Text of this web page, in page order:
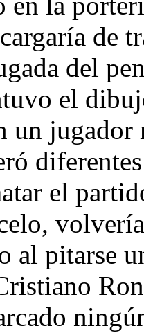
de
del
el
un jugador
el
al pitarse